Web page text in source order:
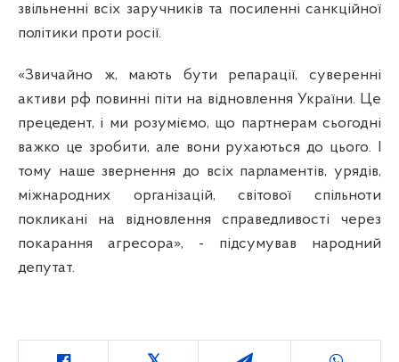
звільненні всіх заручників та посиленні санкційної
політики проти росії.
«Звичайно ж, мають бути репарації, суверенні
активи рф повинні піти на відновлення України. Це
прецедент, і ми розуміємо, що партнерам сьогодні
важко це зробити, але вони рухаються до цього. І
тому наше звернення до всіх парламентів, урядів,
міжнародних організацій, світової спільноти
покликані на відновлення справедливості через
покарання агресора», - підсумував народний
депутат.